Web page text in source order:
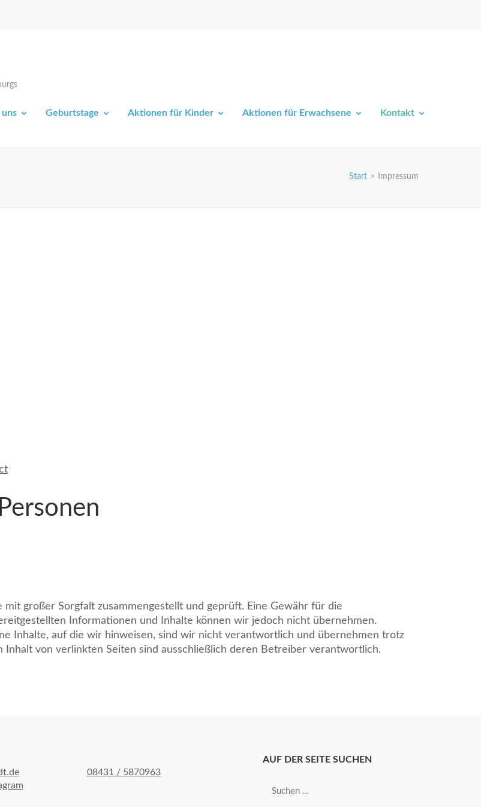
Geburtstage Aktionen für Kinder Aktionen für Erwachsene Kontakt
Start > Impressum
großer Sorgfalt zusammengestellt und geprüft. Eine Gewähr für die
Informationen und Inhalte können wir jedoch nicht übernehmen.
Inhalte, auf die wir hinweisen, sind wir nicht verantwortlich und übernehmen trotz
von verlinkten Seiten sind ausschließlich deren Betreiber verantwortlich.
08431 / 5870963
AUF DER SEITE SUCHEN
Suche